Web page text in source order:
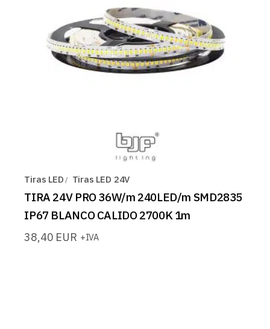
Tiras LED Tiras LED 24V
TIRA 24V PRO 36W/m 240LED/m SMD2835
IP67 BLANCO CALIDO 2700K 1m
38,40 EUR +IVA